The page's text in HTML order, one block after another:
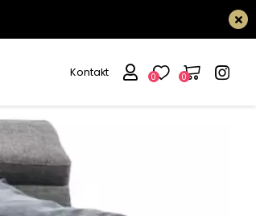
Kontakt 0 0